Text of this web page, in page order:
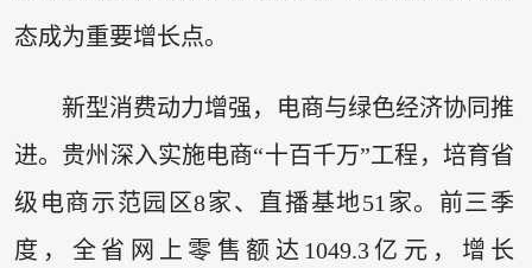
态成为重要增长点。
新型消费动力增强，电商与绿色经济协同推
进。贵州深入实施电商“十百千万”工程，培育省
级电商示范园区8家、直播基地51家。前三季
度，全省网上零售额达1049.3亿元，增长